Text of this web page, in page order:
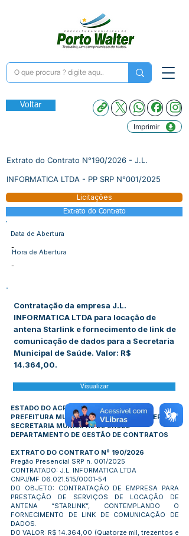
Voltar
Imprimir
Extrato do Contrato N°190/2026 - J.L.
INFORMATICA LTDA - PP SRP N°001/2025
Licitações
Extrato do Contrato
Data de Abertura
-
Hora de Abertura
-
Contratação da empresa J.L.
INFORMATICA LTDA para locação de
antena Starlink e fornecimento de link de
comunicação de dados para a Secretaria
Municipal de Saúde. Valor: R$
14.364,00.
Visualizar
ESTADO DO ACRE
PREFEITURA MUNICIPAL DE PORTO WALTER
SECRETARIA MUNICIPAL DE SAÚDE
DEPARTAMENTO DE GESTÃO DE CONTRATOS
EXTRATO DO CONTRATO Nº 190/2026
Pregão Presencial SRP n. 001/2025
CONTRATADO: J.L. INFORMATICA LTDA
CNPJ/MF 06.021.515/0001-54
DO OBJETO: CONTRATAÇÃO DE EMPRESA PARA
PRESTAÇÃO DE SERVIÇOS DE LOCAÇÃO DE
ANTENA “STARLINK”, CONTEMPLANDO O
FORNECIMENTO DE LINK DE COMUNICAÇÃO DE
DADOS.
DO VALOR: R$ 14.364,00 (Quatorze mil, trezentos e